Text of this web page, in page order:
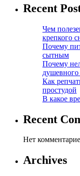
Recent
Чем
крепкого
Почему
сытным
Почему
Как
простудой
В какое
Recent
Нет
Archives